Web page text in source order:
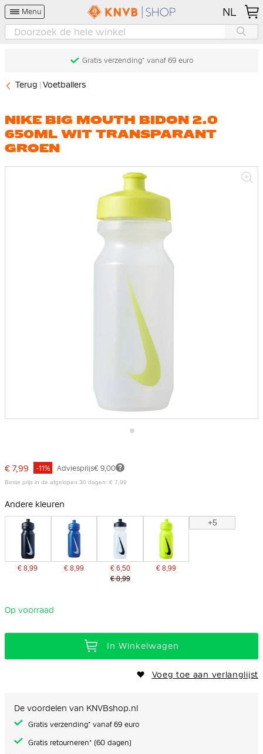
Menu NL
Gratis verzending* vanaf 69 euro
Terug Voetballers
NIKE BIG MOUTH BIDON 2.0
650ML WIT TRANSPARANT
GROEN
begin
van
gallerij
€ 7,99 Adviesprijs€ 9,00
-11%
Beste prijs in de afgelopen 30 dagen: € 7,99
Andere kleuren
€ 8,99 € 8,99
€ 6,50
€ 8,99
€ 8,99
+5
Op voorraad
In Winkelwagen
Voeg toe aan verlanglijst
De voordelen van KNVBshop.nl
Gratis verzending* vanaf 69 euro
Gratis retourneren* (60 dagen)